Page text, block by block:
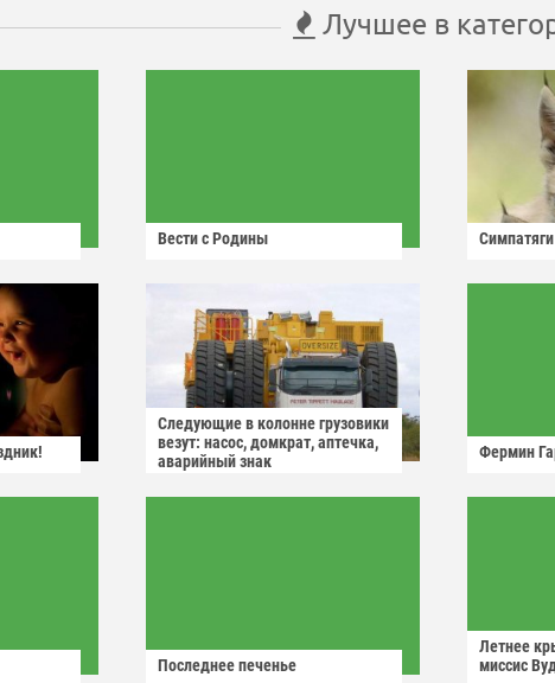
Лучшее в
Вести с Родины Симпатяги
Следующие в колонне грузовики
везут: насос, домкрат, аптечка,
аварийный знак
Фермин
Последнее печенье
Летнее
миссис